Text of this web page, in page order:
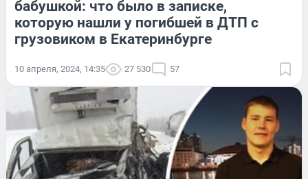
бабушкой: что было в записке,
которую нашли у погибшей в ДТП с
грузовиком в Екатеринбурге
10 апреля, 2024, 14:35 27 530 57